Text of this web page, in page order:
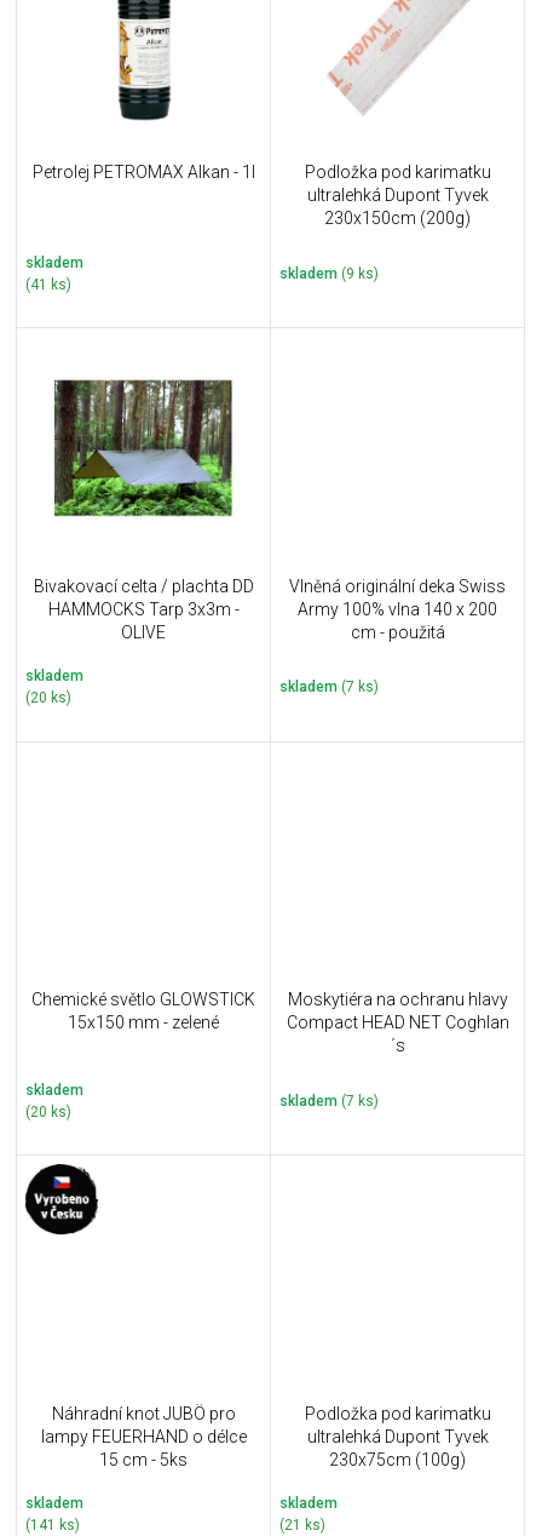
Petrolej PETROMAX Alkan - 1l
skladem
(41 ks)
Podložka pod karimatku
ultralehká Dupont Tyvek
230x150cm (200g)
skladem (9 ks)
Bivakovací celta / plachta DD
HAMMOCKS Tarp 3x3m -
OLIVE
skladem
(20 ks)
Vlněná originální deka Swiss
Army 100% vlna 140 x 200
cm - použitá
skladem (7 ks)
Chemické světlo GLOWSTICK
15x150 mm - zelené
skladem
(20 ks)
Moskytiéra na ochranu hlavy
Compact HEAD NET Coghlan
´s
skladem (7 ks)
Náhradní knot JUBÖ pro
lampy FEUERHAND o délce
15 cm - 5ks
skladem
(141 ks)
Podložka pod karimatku
ultralehká Dupont Tyvek
230x75cm (100g)
skladem
(21 ks)